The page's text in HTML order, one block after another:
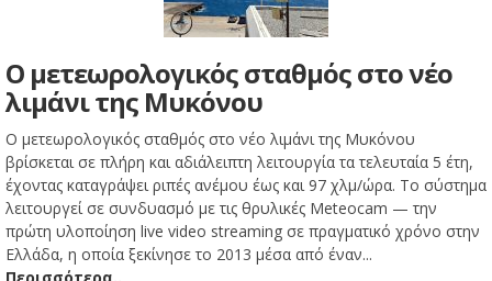
Ο μετεωρολογικός σταθμός στο νέο
λιμάνι της Μυκόνου
Ο μετεωρολογικός σταθμός στο νέο λιμάνι της Μυκόνου
βρίσκεται σε πλήρη και αδιάλειπτη λειτουργία τα τελευταία 5 έτη,
έχοντας καταγράψει ριπές ανέμου έως και 97 χλμ/ώρα. Το σύστημα
λειτουργεί σε συνδυασμό με τις θρυλικές Meteocam — την
πρώτη υλοποίηση live video streaming σε πραγματικό χρόνο στην
Ελλάδα, η οποία ξεκίνησε το 2013 μέσα από έναν...